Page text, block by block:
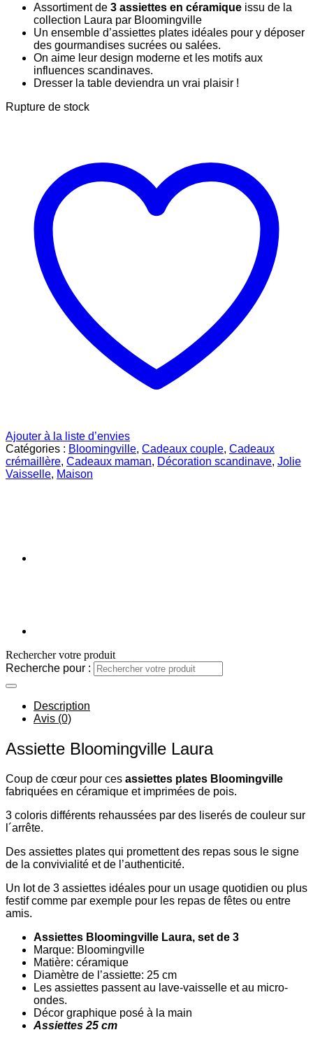
Assortiment de 3 assiettes en céramique issu de la
collection Laura par Bloomingville
Un ensemble d’assiettes plates idéales pour y déposer
des gourmandises sucrées ou salées.
On aime leur design moderne et les motifs aux
influences scandinaves.
Dresser la table deviendra un vrai plaisir !
Rupture de stock
Ajouter à la liste d’envies
Catégories : Bloomingville, Cadeaux couple, Cadeaux
crémaillère, Cadeaux maman, Décoration scandinave, Jolie
Vaisselle, Maison
Rechercher votre produit
Recherche pour :
Description
Avis (0)
Assiette Bloomingville Laura
Coup de cœur pour ces assiettes plates Bloomingville
fabriquées en céramique et imprimées de pois.
3 coloris différents rehaussées par des liserés de couleur sur
l´arrête.
Des assiettes plates qui promettent des repas sous le signe
de la convivialité et de l’authenticité.
Un lot de 3 assiettes idéales pour un usage quotidien ou plus
festif comme par exemple pour les repas de fêtes ou entre
amis.
Assiettes Bloomingville Laura, set de 3
Marque: Bloomingville
Matière: céramique
Diamètre de l’assiette: 25 cm
Les assiettes passent au lave-vaisselle et au micro-
ondes.
Décor graphique posé à la main
Assiettes 25 cm